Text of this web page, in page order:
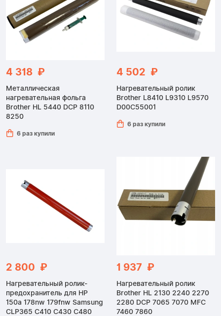
4 318 ₽
Металлическая
нагревательная фольга
Brother HL 5440 DCP 8110
8250
6 раз купили
4 502 ₽
Нагревательный ролик
Brother L8410 L9310 L9570
D00C55001
6 раз купили
2 800 ₽
Нагревательный ролик-
предохранитель для HP
150a 178nw 179fnw Samsung
CLP365 C410 C430 C480
1 937 ₽
Нагревательный ролик
Brother HL 2130 2240 2270
2280 DCP 7065 7070 MFC
7460 7860